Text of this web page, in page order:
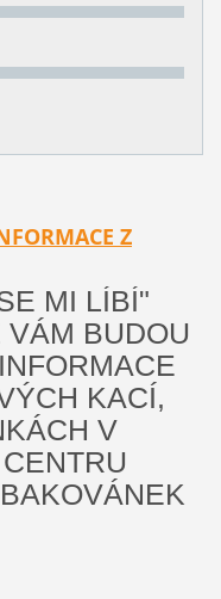
Z
MI LÍBÍ"
VÁM BUDOU
KACÍ,
V